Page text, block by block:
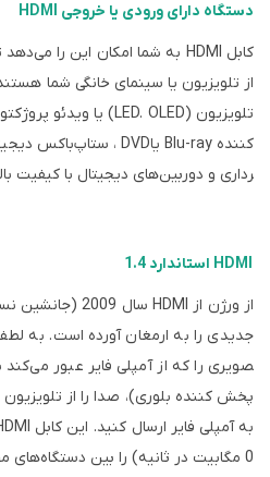
دستگاه دارای ورودی یا خروجی HDMI
کابل HDMI به شما امکان این را می‌دهد
از تلویزیون یا سینمای خانگی شما
تلویزیون (LED. OLED) یا ویدئو
کننده Blu-ray یاDVD ، ستاپ‌باکس
رداری و دوربین‌های دیجیتال با کیفیت
از ورژن از HDMI
جدیدی را به ارمغان آورده است. به
صویری را که از آمپلی فایر عبور می‌کند
پخش کننده بلوری)، صدا را از
به آمپلی فایر ارسال کنید. این کابل
0 مگابیت در ثانیه) را بین دستگاه‌های مختلف سازگار امکان پذیر می‌کند.